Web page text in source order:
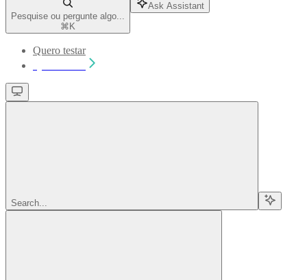
Pesquise ou pergunte algo...
⌘ K
Ask Assistant
Quero testar
Search...